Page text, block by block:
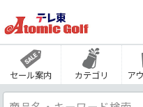
セール案内 カテゴリ ア